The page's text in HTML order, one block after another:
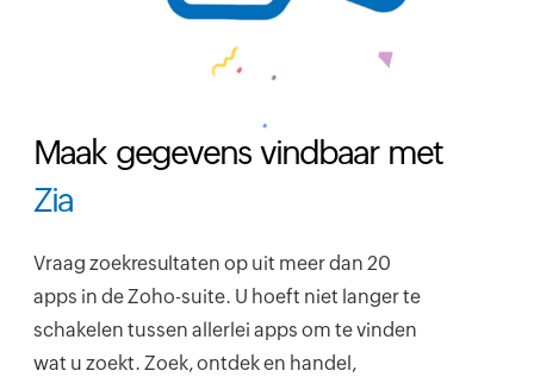
Maak gegevens vindbaar met
Zia
Vraag zoekresultaten op uit meer dan 20
apps in de Zoho-suite. U hoeft niet langer te
schakelen tussen allerlei apps om te vinden
wat u zoekt. Zoek, ontdek en handel,